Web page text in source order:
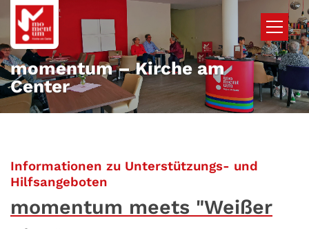
Zum Inhalt springen
momentum – Kirche am
Center
Informationen zu Unterstützungs- und
Hilfsangeboten
momentum meets "Weißer